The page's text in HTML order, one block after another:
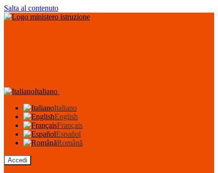
Salta al contenuto
Italiano
Italiano
English
Français
Español
Română
Accedi